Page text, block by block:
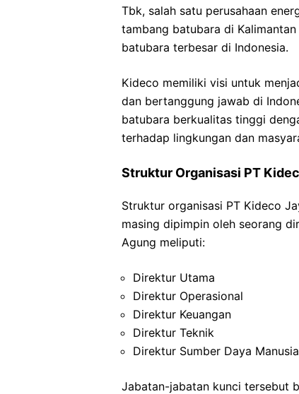
Tbk, salah satu perusahaan
tambang batubara di
batubara terbesar di Indonesia.
Kideco memiliki visi untuk
dan bertanggung jawab di
batubara berkualitas tinggi
terhadap lingkungan dan
Struktur Organisasi PT
Struktur organisasi PT Kideco
masing dipimpin oleh seorang
Agung meliputi:
Direktur Utama
Direktur Operasional
Direktur Keuangan
Direktur Teknik
Direktur Sumber Daya Manusia
Jabatan-jabatan kunci tersebut